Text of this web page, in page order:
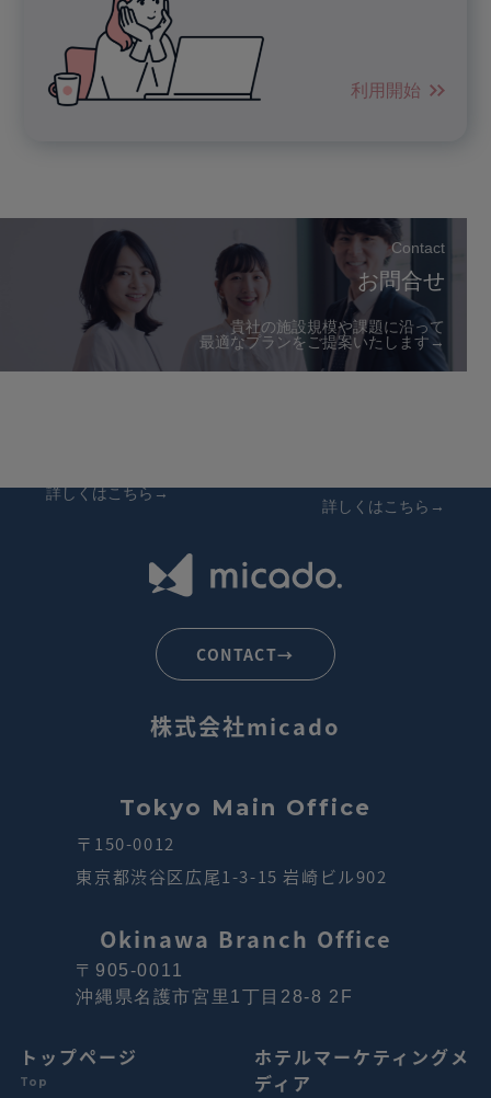
利用開始
Contact
お問合せ
貴社の施設規模や課題に沿って
最適なプランをご提案いたします→
詳しくはこちら→
詳しくはこちら→
CONTACT→
株式会社micado
Tokyo Main Office
〒150-0012
東京都渋谷区広尾1-3-15 岩崎ビル902
Okinawa Branch Office
〒905-0011
沖縄県名護市宮里1丁目28-8 2F
トップページ
Top
ホテルマーケティングメ
ディア